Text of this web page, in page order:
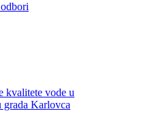
kvalitete vode u
grada Karlovca